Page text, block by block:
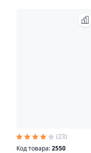
(23)
Код товара:2550